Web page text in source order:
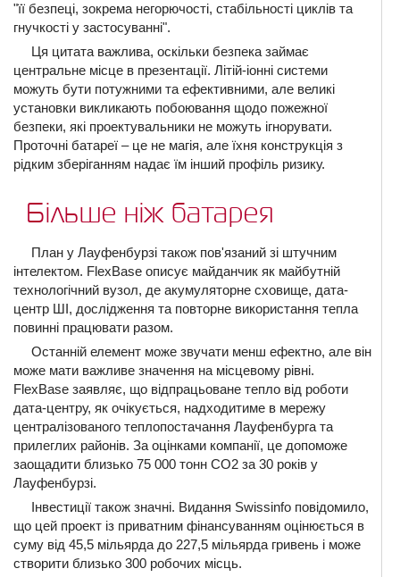
"її безпеці, зокрема негорючості, стабільності циклів та
гнучкості у застосуванні".
Ця цитата важлива, оскільки безпека займає
центральне місце в презентації. Літій-іонні системи
можуть бути потужними та ефективними, але великі
установки викликають побоювання щодо пожежної
безпеки, які проектувальники не можуть ігнорувати.
Проточні батареї – це не магія, але їхня конструкція з
рідким зберіганням надає їм інший профіль ризику.
Більше ніж батарея
План у Лауфенбурзі також пов'язаний зі штучним
інтелектом. FlexBase описує майданчик як майбутній
технологічний вузол, де акумуляторне сховище, дата-
центр ШІ, дослідження та повторне використання тепла
повинні працювати разом.
Останній елемент може звучати менш ефектно, але він
може мати важливе значення на місцевому рівні.
FlexBase заявляє, що відпрацьоване тепло від роботи
дата-центру, як очікується, надходитиме в мережу
централізованого теплопостачання Лауфенбурга та
прилеглих районів. За оцінками компанії, це допоможе
заощадити близько 75 000 тонн CO2 за 30 років у
Лауфенбурзі.
Інвестиції також значні. Видання Swissinfo повідомило,
що цей проект із приватним фінансуванням оцінюється в
суму від 45,5 мільярда до 227,5 мільярда гривень і може
створити близько 300 робочих місць.